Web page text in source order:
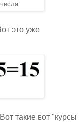
это уже
такие вот "курсы